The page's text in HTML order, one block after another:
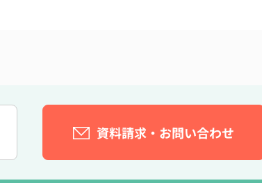
資料請求・お問い合わせ